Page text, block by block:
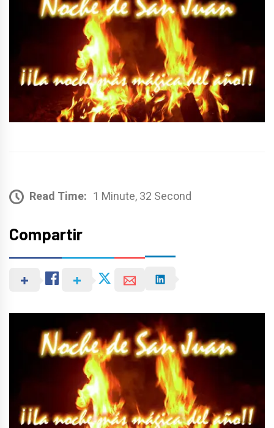
Read Time: 1 Minute, 32 Second
Compartir